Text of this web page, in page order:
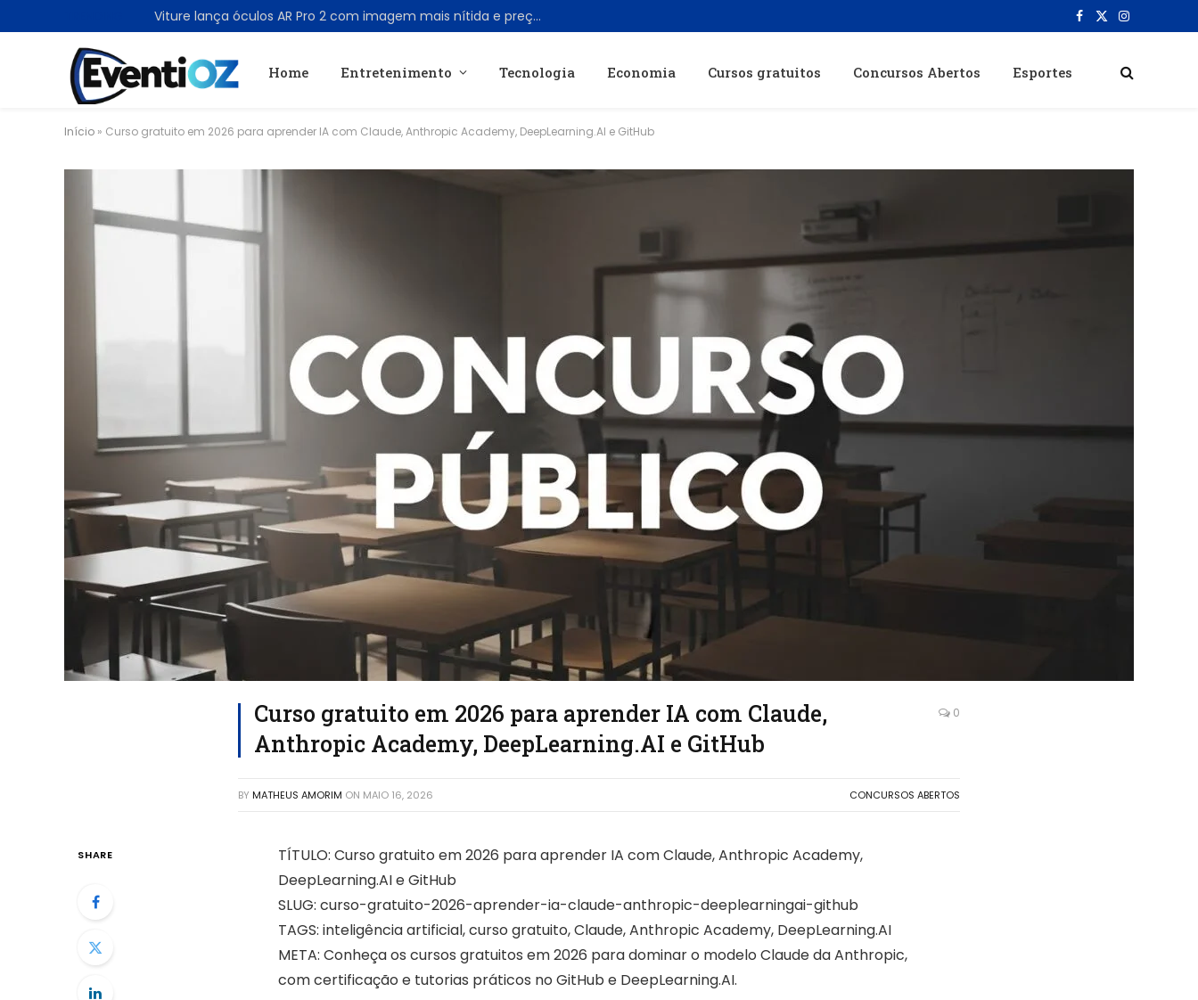
Viture lança óculos AR Pro 2 com imagem mais nítida e preço acessível de US$ 299 Facebook
X
Instagram
Home Entretenimento Tecnologia Economia Cursos gratuitos Concursos Abertos Esportes
Início » Curso gratuito em 2026 para aprender IA com Claude, Anthropic Academy, DeepLearning.AI e GitHub
Curso gratuito em 2026 para aprender IA com Claude,
Anthropic Academy, DeepLearning.AI e GitHub
0
BY MATHEUS AMORIM ON MAIO 16, 2026 CONCURSOS ABERTOS
SHARE
TÍTULO: Curso gratuito em 2026 para aprender IA com Claude, Anthropic Academy,
DeepLearning.AI e GitHub
SLUG: curso-gratuito-2026-aprender-ia-claude-anthropic-deeplearningai-github
TAGS: inteligência artificial, curso gratuito, Claude, Anthropic Academy, DeepLearning.AI
META: Conheça os cursos gratuitos em 2026 para dominar o modelo Claude da Anthropic,
com certificação e tutorias práticos no GitHub e DeepLearning.AI.